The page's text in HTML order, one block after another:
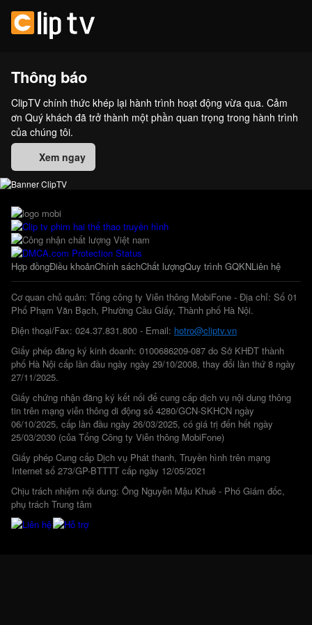
Thông báo
ClipTV chính thức khép lại hành trình hoạt động vừa qua. Cảm
ơn Quý khách đã trở thành một phần quan trọng trong hành trình
của chúng tôi.
Xem ngay
Hợp đồngĐiều khoảnChính sáchChất lượngQuy trình GQKNLiên hệ
Cơ quan chủ quản: Tổng công ty Viễn thông MobiFone - Địa chỉ: Số 01
Phố Phạm Văn Bạch, Phường Cầu Giấy, Thành phố Hà Nội.
Điện thoại/Fax: 024.37.831.800 - Email: hotro@cliptv.vn
Giấy phép đăng ký kinh doanh: 0100686209-087 do Sở KHĐT thành
phố Hà Nội cấp lần đầu ngày ngày 29/10/2008, thay đổi lần thứ 8 ngày
27/11/2025.
Giấy chứng nhận đăng ký kết nối để cung cấp dịch vụ nội dung thông
tin trên mạng viễn thông di động số 4280/GCN-SKHCN ngày
06/10/2025, cấp lần đầu ngày 26/03/2025, có giá trị đến hết ngày
25/03/2030 (của Tổng Công ty Viễn thông MobiFone)
Giấy phép Cung cấp Dịch vụ Phát thanh, Truyền hình trên mạng
Internet số 273/GP-BTTTT cấp ngày 12/05/2021
Chịu trách nhiệm nội dung: Ông Nguyễn Mậu Khuê - Phó Giám đốc,
phụ trách Trung tâm